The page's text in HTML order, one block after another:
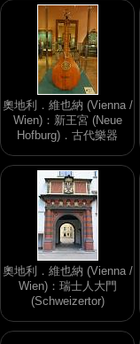
奧地利．維也納 (Vienna /
Wien)：新王宮 (Neue
Hofburg)．古代樂器
奧地利．維也納 (Vienna /
Wien)：瑞士人大門
(Schweizertor)